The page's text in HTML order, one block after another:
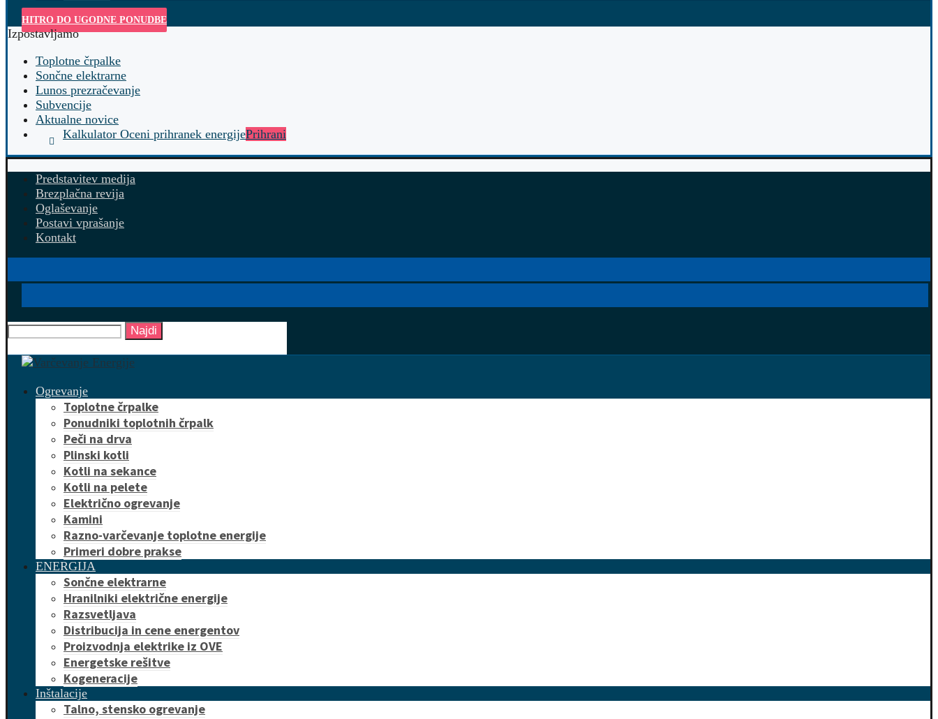
HITRO DO UGODNE PONUDBE
Izpostavljamo
Toplotne črpalke
Sončne elektrarne
Lunos prezračevanje
Subvencije
Aktualne novice
Kalkulator Oceni prihranek energijePrihrani
Predstavitev medija
Brezplačna revija
Oglaševanje
Postavi vprašanje
Kontakt
Najdi
Ogrevanje
Toplotne črpalke
Ponudniki toplotnih črpalk
Peči na drva
Plinski kotli
Kotli na sekance
Kotli na pelete
Električno ogrevanje
Kamini
Razno-varčevanje toplotne energije
Primeri dobre prakse
ENERGIJA
Sončne elektrarne
Hranilniki električne energije
Razsvetljava
Distribucija in cene energentov
Proizvodnja elektrike iz OVE
Energetske rešitve
Kogeneracije
Inštalacije
Talno, stensko ogrevanje